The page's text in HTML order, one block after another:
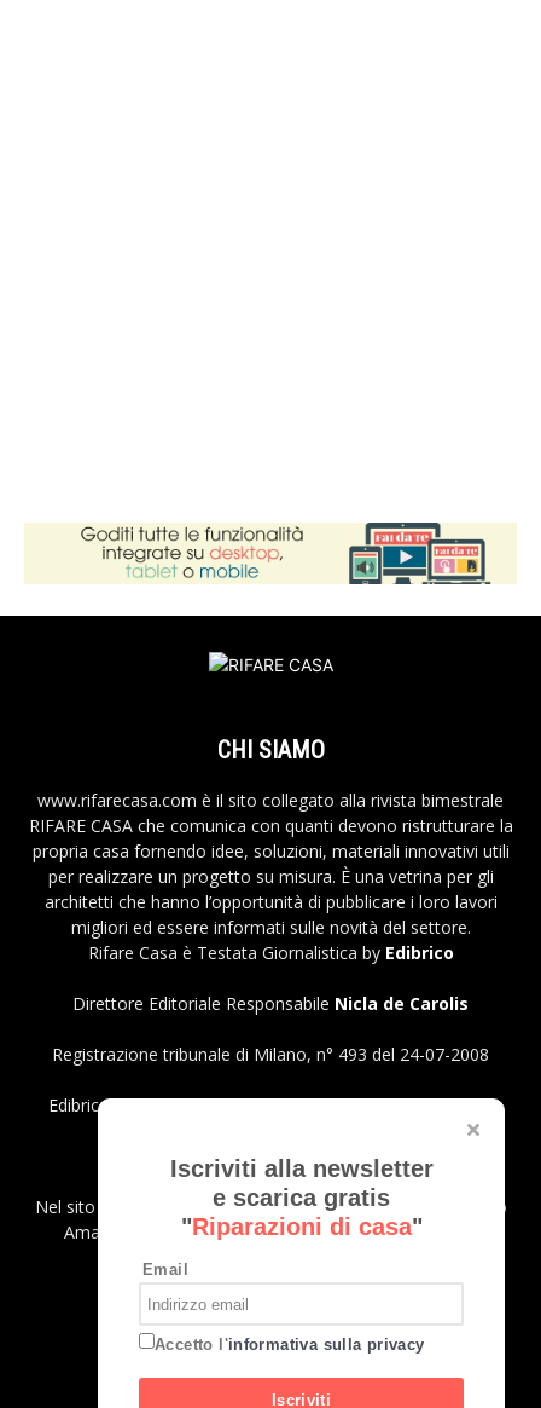
Iscriviti alla newsletter
e scarica gratis
"Riparazioni di casa"
Email
Accetto l'informativa sulla privacy
Iscriviti
CHI SIAMO
www.rifarecasa.com è il sito collegato alla rivista bimestrale
RIFARE CASA che comunica con quanti devono ristrutturare la
propria casa fornendo idee, soluzioni, materiali innovativi utili
per realizzare un progetto su misura. È una vetrina per gli
architetti che hanno l’opportunità di pubblicare i loro lavori
migliori ed essere informati sulle novità del settore.
Rifare Casa è Testata Giornalistica by Edibrico
Direttore Editoriale Responsabile Nicla de Carolis
Registrazione tribunale di Milano, n° 493 del 24-07-2008
Edibrico srl - Viale Emilio Caldara, 44 - 20122 Milano P.iva
Privacy Policy
Nel sito sono presenti prodotti Amazon; in qualità di Affiliato
Amazon riceviamo un guadagno dagli acquisti idonei.
SEGUICI